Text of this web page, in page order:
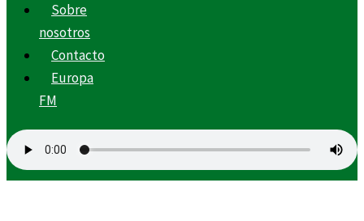
Sobre
nosotros
Contacto
Europa
FM